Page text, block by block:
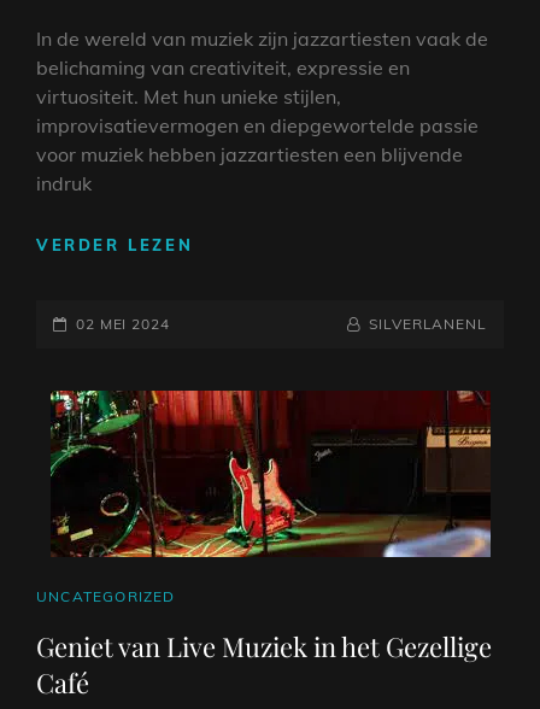
In de wereld van muziek zijn jazzartiesten vaak de
belichaming van creativiteit, expressie en
virtuositeit. Met hun unieke stijlen,
improvisatievermogen en diepgewortelde passie
voor muziek hebben jazzartiesten een blijvende
indruk
VERDER LEZEN
PIONIERS
TOT
VERNIEUWERS
GEPLAATST
02 MEI 2024 NAAMREGEL
BYLINE
SILVERLANENL
CAT
UNCATEGORIZED
Geniet van Live Muziek in het Gezellige
Café